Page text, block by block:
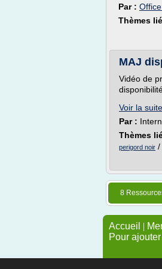
Par :
Thèmes
MAJ
Vidéo de
Voir la suite
Par :
Thèmes
perigord noir /
8
Accueil |
Pour